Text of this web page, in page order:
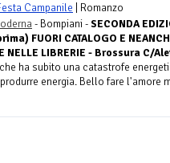
Campanile | Romanzo
- Bompiani - SECONDA
FUORI CATALOGO E
NELLE LIBRERIE - Brossura C/
ha subito una catastrofe
energia. Bello fare l'amore